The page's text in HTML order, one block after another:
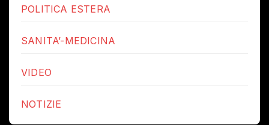
POLITICA ESTERA
SANITA’-MEDICINA
VIDEO
NOTIZIE